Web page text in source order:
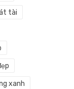
tài
xanh